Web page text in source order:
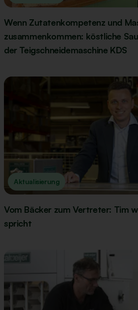
Wenn Zutatenkompetenz und
zusammenkommen: köstliche
der Teigschneidemaschine KDS
Aktualisierung
Vom Bäcker zum Vertreter: Tim
spricht